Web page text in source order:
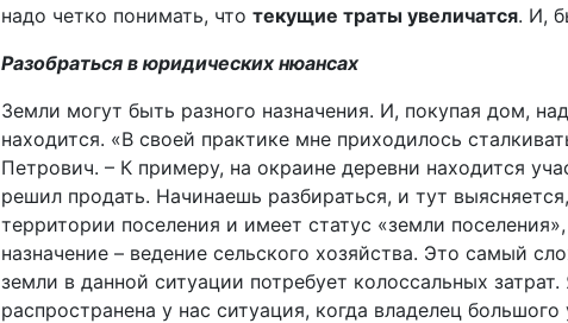
надо четко понимать, что текущие траты увеличатся. И,
Разобраться в юридических нюансах
Земли могут быть разного назначения. И, покупая дом,
находится. «В своей практике мне приходилось
Петрович. – К примеру, на окраине деревни находится
решил продать. Начинаешь разбираться, и тут
территории поселения и имеет статус «земли
назначение – ведение сельского хозяйства. Это самый
земли в данной ситуации потребует колоссальных
распространена у нас ситуация, когда владелец